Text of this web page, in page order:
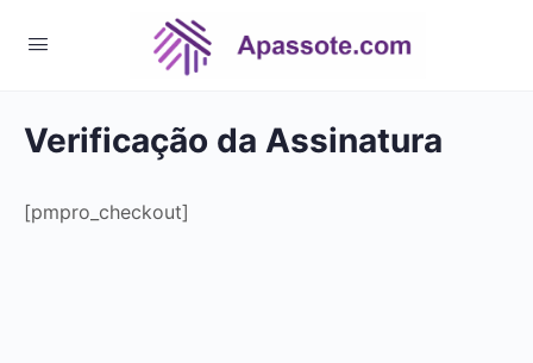
Verificação da Assinatura
[pmpro_checkout]